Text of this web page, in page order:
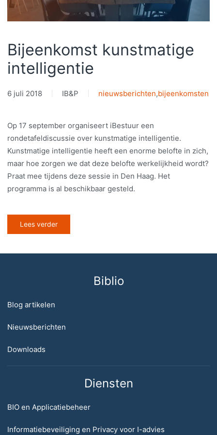
Bijeenkomst kunstmatige
intelligentie
6 juli 2018 IB&P nieuwsberichten,bijeenkomsten
Op 17 september organiseert iBestuur een
rondetafeldiscussie over kunstmatige intelligentie.
Kunstmatige intelligentie heeft een enorme belofte in zich,
maar hoe zorgen we dat deze belofte werkelijkheid wordt?
Praat mee tijdens deze sessie in Den Haag. Het
programma is al beschikbaar gesteld.
Lees verder
Biblio
Blog artikelen
Nieuwsberichten
Downloads
Diensten
BIO en Applicatiebeheer
Informatiebeveiliging en Privacy voor I-advies